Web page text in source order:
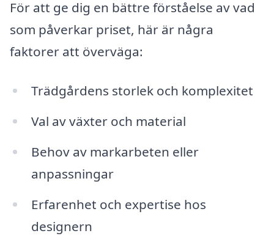
För att ge dig en bättre förståelse av vad
som påverkar priset, här är några
faktorer att överväga:
Trädgårdens storlek och komplexitet
Val av växter och material
Behov av markarbeten eller
anpassningar
Erfarenhet och expertise hos
designern